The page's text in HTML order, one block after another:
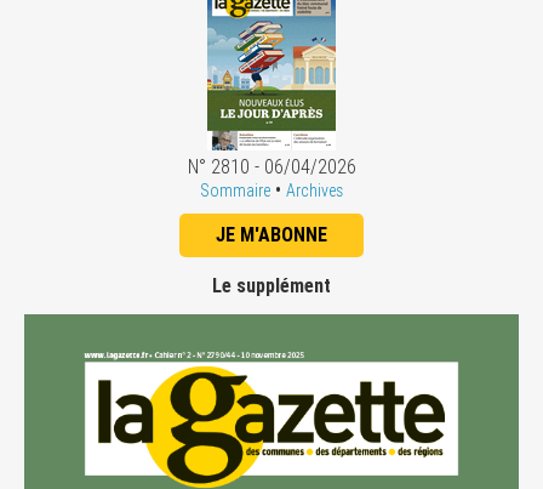
N° 2810 - 06/04/2026
Sommaire • Archives
JE M'ABONNE
Le supplément